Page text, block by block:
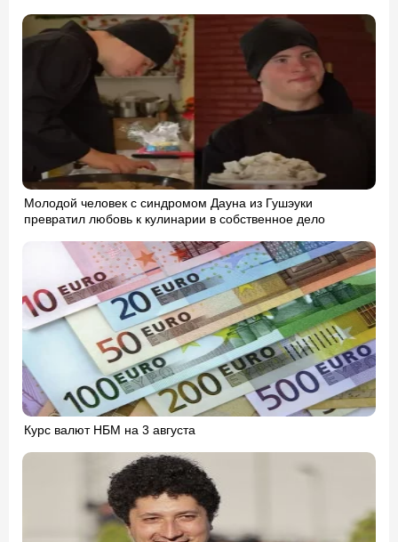
Молодой человек с синдромом Дауна из Гушэуки
превратил любовь к кулинарии в собственное дело
Курс валют НБМ на 3 августа